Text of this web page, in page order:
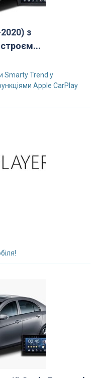
з
Smarty Trend у
Apple CarPlay